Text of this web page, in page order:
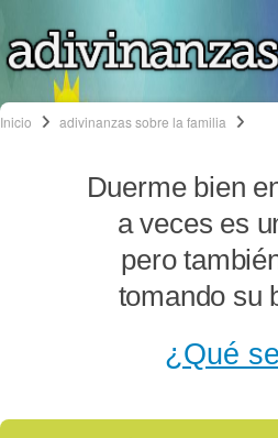
Inicio adivinanzas sobre la familia
Duerme bien
a veces es
pero
tomando su
¿Qué